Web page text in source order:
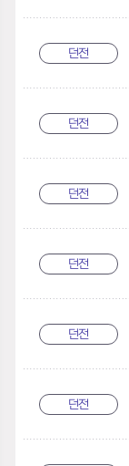
던전
던전
던전
던전
던전
던전